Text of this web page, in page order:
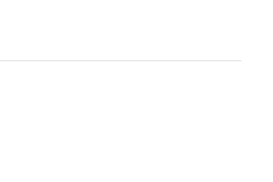
das passende Steckmodul verwendet werden. Es